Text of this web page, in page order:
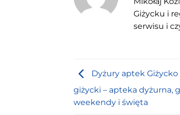
Giżycku i
serwisu i
Dyżury aptek
giżycki – apteka dyżurna,
weekendy i święta